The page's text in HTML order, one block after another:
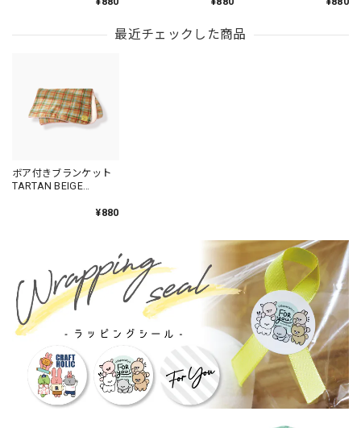
最近チェックした商品
ボア付きブランケット
TARTAN BEIGE
¥880